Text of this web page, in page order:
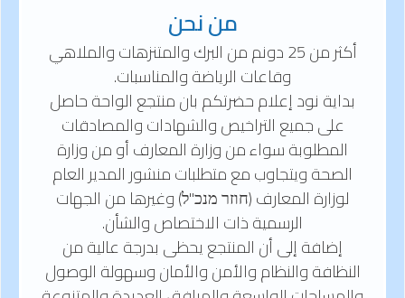
من نحن
أكثر من 25 دونم من البرك والمتنزهات والملاهي
وقاعات الرياضة والمناسبات.
بداية نود إعلام حضرتكم بان منتجع الواحة حاصل
على جميع التراخيص والشهادات والمصادقات
المطلوبة سواء من وزارة المعارف أو من وزارة
الصحة ويتجاوب مع متطلبات منشور المدير العام
لوزارة المعارف (חוזר מנכ"ל) وغيرها من الجهات
الرسمية ذات الاختصاص والشأن.
إضافة إلى أن المنتجع يحظى بدرجة عالية من
النظافة والنظام والأمن والأمان وسهولة الوصول